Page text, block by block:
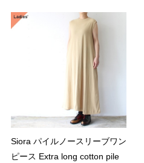
Siora パイルノースリーブワン
ピース Extra long cotton pile